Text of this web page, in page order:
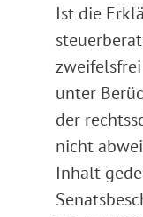
Ist die
unter
der
nicht
Inhalt